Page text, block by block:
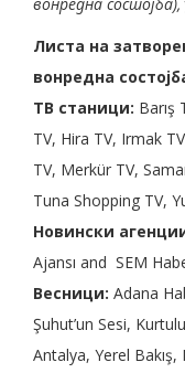
Листа на
вонредна
ТВ станици: Barış
TV, Hira TV, Irmak
TV, Merkür TV,
Tuna Shopping TV,
Новински
Ajansı and SEM
Весници: Adana
Şuhut’un Sesi,
Antalya, Yerel